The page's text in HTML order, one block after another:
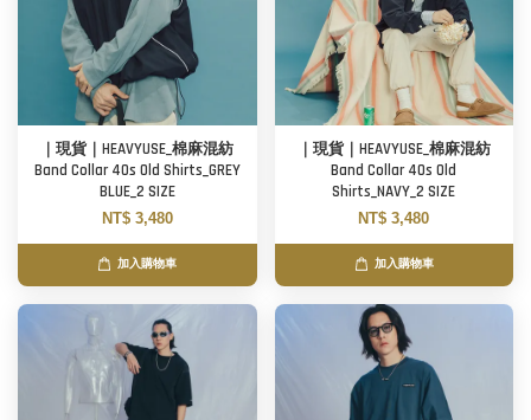
｜現貨｜HEAVYUSE_棉麻混紡
Band Collar 40s Old Shirts_GREY
BLUE_2 SIZE
NT$ 3,480
加入購物車
｜現貨｜HEAVYUSE_棉麻混紡
Band Collar 40s Old
Shirts_NAVY_2 SIZE
NT$ 3,480
加入購物車